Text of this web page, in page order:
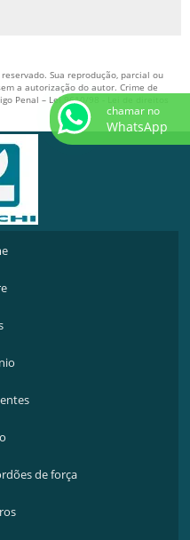
Sua reprodução, parcial ou
a autorização do autor. Crime de
Penal – Lei 9610/98 - Lei de direitos
de força
chamar no
WhatsApp